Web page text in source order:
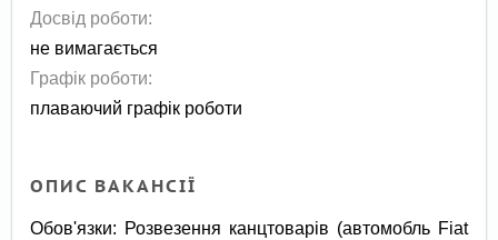
Досвід роботи:
не вимагається
Графік роботи:
плаваючий графік роботи
ОПИС ВАКАНСІЇ
Обов'язки: Розвезення канцтоварів (автомобль Fiat